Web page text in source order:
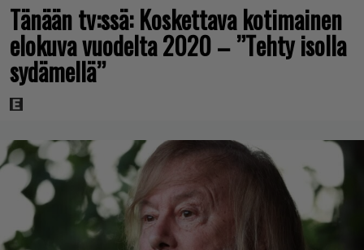
Tänään tv:ssä: Koskettava kotimainen
elokuva vuodelta 2020 – ”Tehty isolla
sydämellä”